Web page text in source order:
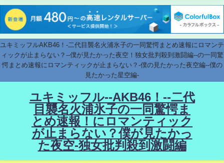
ユキミッフルAKB46！-二代目襲名火浦氷子の一同驚愕まとめ速報にロマンテ
ィックが止まらない？--僕が見たかった夜空！独女批判殺到激闘編--の一同驚
愕まとめ速報にロマンティックが止まらない？-僕の見たかった夜空編--僕の
見たかった星空編-
ユキミッフル--AKB46！--二代
目襲名火浦氷子の一同驚愕ま
とめ速報！にロマンティック
が止まらない？僕が見たかっ
た夜空-独女批判殺到激闘編